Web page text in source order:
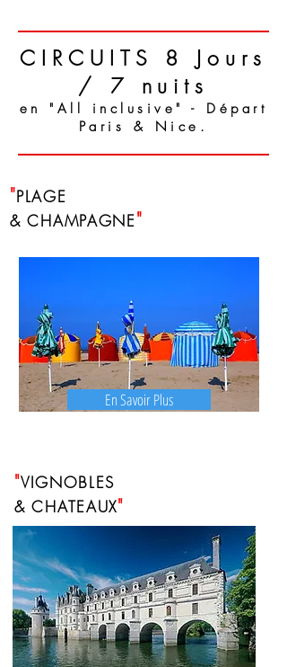
CIRCUITS 8 Jours
/ 7 nuits
en "All inclusive" - D épart
Paris & Nice.
"PLAGE
& CHAMPAGNE"
En Savoir Plus
"VIGNOBLES
&CHATEAUX"